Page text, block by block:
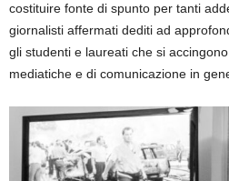
costituire fonte di spunto per tanti
giornalisti affermati dediti ad
gli studenti e laureati che si
mediatiche e di comunicazione in